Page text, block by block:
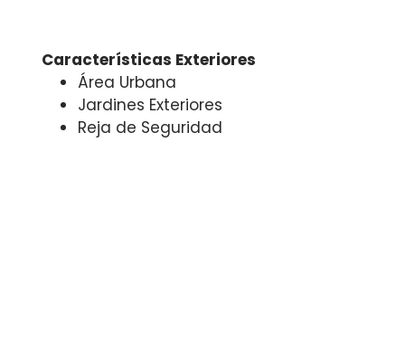
Características Exteriores
Área Urbana
Jardines Exteriores
Reja de Seguridad